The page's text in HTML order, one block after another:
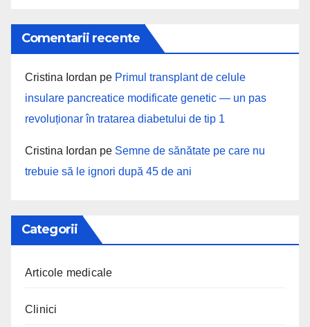
Comentarii recente
Cristina Iordan pe Primul transplant de celule
insulare pancreatice modificate genetic — un pas
revoluționar în tratarea diabetului de tip 1
Cristina Iordan pe Semne de sănătate pe care nu
trebuie să le ignori după 45 de ani
Categorii
Articole medicale
Clinici